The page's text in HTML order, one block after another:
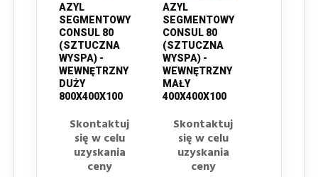
AZYL
SEGMENTOWY
CONSUL 80
(SZTUCZNA
WYSPA) -
WEWNĘTRZNY
DUŻY
800X400X100
Skontaktuj
się w celu
uzyskania
ceny
AZYL
SEGMENTOWY
CONSUL 80
(SZTUCZNA
WYSPA) -
WEWNĘTRZNY
MAŁY
400X400X100
Skontaktuj
się w celu
uzyskania
ceny